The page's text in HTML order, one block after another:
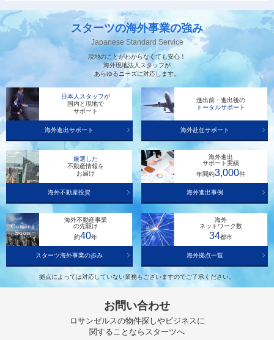
スターツの海外事業の強み
Japanese Standard Service
現地のことがわからなくても安心！
海外現地法人スタッフが
あらゆるニーズに対応します。
日本人スタッフが
国内と現地で
サポート
海外進出サポート
進出前・進出後の
トータルサポート
海外赴任サポート
厳選した
不動産情報を
お届け
海外不動産投資
海外進出
サポート実績
年間約3,000件
海外進出事例
海外不動産事業
の先駆け
約40年
スターツ海外事業の歩み
海外
ネットワーク数
34都市
海外拠点一覧
拠点によっては対応していない業務もございますのでご了承ください。
お問い合わせ
ロサンゼルスの物件探しやビジネスに
関することならスターツへ